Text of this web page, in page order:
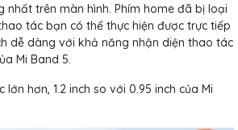
nhất trên màn hình. Phím home đã bị loại
tác bạn có thể thực hiện được trực tiếp
dễ dàng với khả năng nhận diện thao tác
Mi Band 5.
lớn hơn, 1.2 inch so với 0.95 inch của Mi